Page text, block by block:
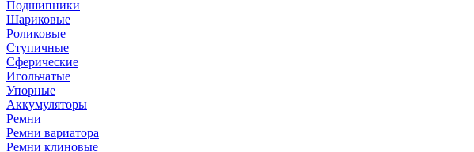
Подшипники
Шариковые
Роликовые
Ступичные
Сферические
Игольчатые
Упорные
Аккумуляторы
Ремни
Ремни вариатора
Ремни клиновые